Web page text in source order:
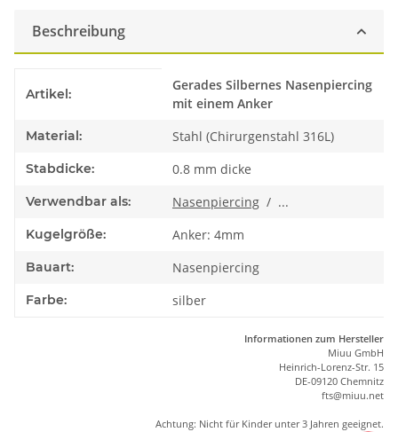
Beschreibung
Artikel:
Gerades Silbernes Nasenpiercing
mit einem Anker
Material: Stahl (Chirurgenstahl 316L)
Stabdicke: 0.8 mm dicke
Verwendbar als: Nasenpiercing / ...
Kugelgröße: Anker: 4mm
Bauart: Nasenpiercing
Farbe: silber
Informationen zum Hersteller
Miuu GmbH
Heinrich-Lorenz-Str. 15
DE-09120 Chemnitz
fts@miuu.net
Achtung: Nicht für Kinder unter 3 Jahren geeignet.